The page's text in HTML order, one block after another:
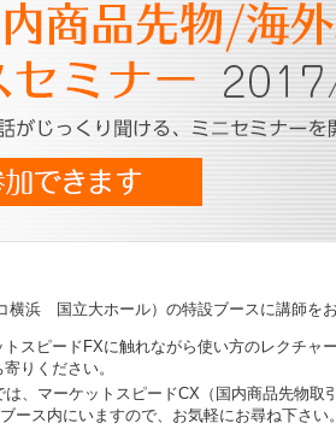
浜 国立大ホール）の特設ブースに講師をお
スピードFXに触れながら使い方のレクチャ
りください。
、マーケットスピードCX（国内商品先物取
ース内にいますので、お気軽にお尋ね下さい。